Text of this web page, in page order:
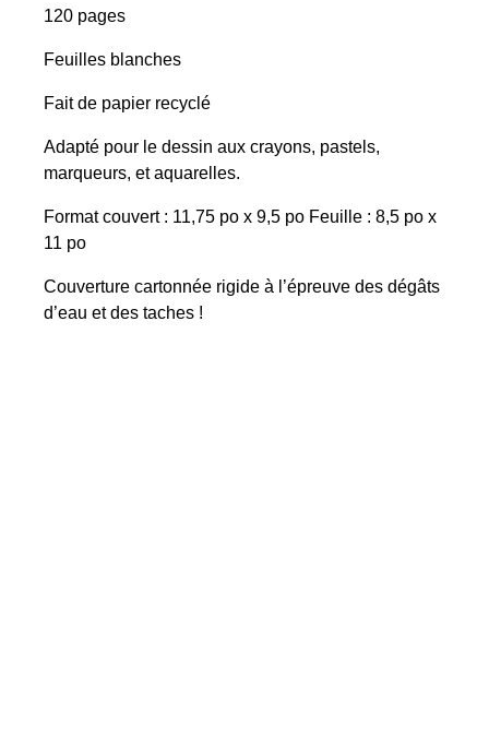
120 pages
Feuilles blanches
Fait de papier recyclé
Adapté pour le dessin aux crayons, pastels,
marqueurs, et aquarelles.
Format couvert : 11,75 po x 9,5 po Feuille : 8,5 po x
11 po
Couverture cartonnée rigide à l’épreuve des dégâts
d’eau et des taches !